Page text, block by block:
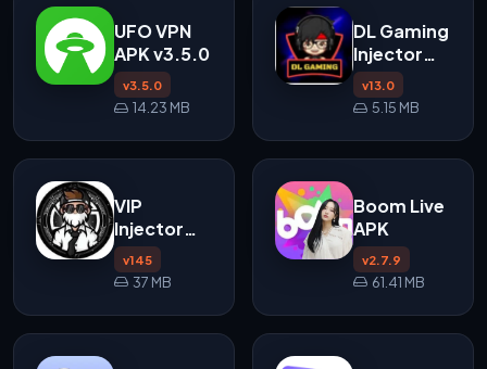
UFO VPN
APK v3.5.0
v3.5.0
14.23 MB
DL Gaming
Injector
APK
v13.0
5.15 MB
VIP
Injector
APK v145
v145
37 MB
Boom Live
APK
v2.7.9
61.41 MB